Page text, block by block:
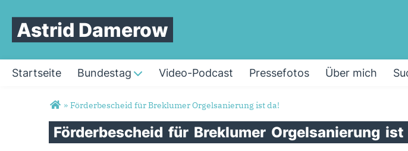
Astrid Damerow
Startseite Bundestag Video-Podcast Pressefotos Über mich
Sie sind hier
» Förderbescheid für Breklumer Orgelsanierung ist da!
Förderbescheid für Breklumer Orgelsanierung ist